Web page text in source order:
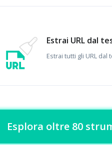
Estrai URL dal
Estrai tutti gli URL dal
Esplora oltre 80